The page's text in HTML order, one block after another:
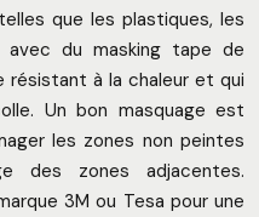
que les plastiques, les
du masking tape de
résistant à la chaleur et qui
Un bon masquage est
les zones non peintes
des zones adjacentes.
3M ou Tesa pour une